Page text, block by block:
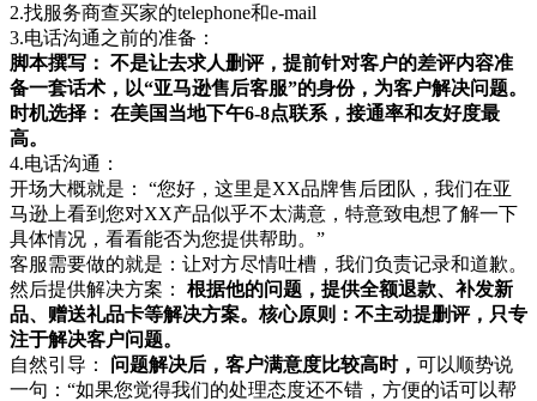
2.找服务商查买家的telephone和e-mail
3.电话沟通之前的准备：
脚本撰写： 不是让去求人删评，提前针对客户的差评内容准
备一套话术，以“亚马逊售后客服”的身份，为客户解决问题。
时机选择： 在美国当地下午6-8点联系，接通率和友好度最
高。
4.电话沟通：
开场大概就是： “您好，这里是XX品牌售后团队，我们在亚
马逊上看到您对XX产品似乎不太满意，特意致电想了解一下
具体情况，看看能否为您提供帮助。”
客服需要做的就是：让对方尽情吐槽，我们负责记录和道歉。
然后提供解决方案： 根据他的问题，提供全额退款、补发新
品、赠送礼品卡等解决方案。核心原则：不主动提删评，只专
注于解决客户问题。
自然引导： 问题解决后，客户满意度比较高时， 可以顺势说
一句：“如果您觉得我们的处理态度还不错，方便的话可以帮